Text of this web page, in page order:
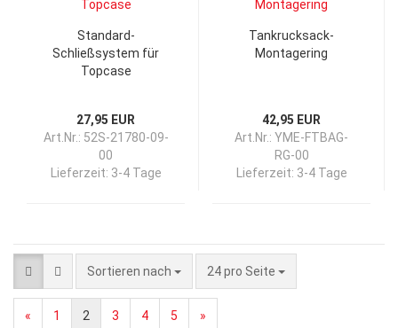
Standard-
Schließsystem für
Topcase
27,95 EUR
Art.Nr.: 52S-21780-09-
00
Lieferzeit: 3-4 Tage
Tankrucksack-
Montagering
42,95 EUR
Art.Nr.: YME-FTBAG-
RG-00
Lieferzeit: 3-4 Tage
Sortieren nach 24 pro Seite
« 1 2 3 4 5 »